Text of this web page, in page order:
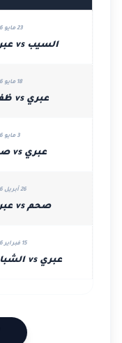
23 مايو 2026
السيب vs عبري
18 مايو 2026
عبري vs ظفار
3 مايو 2026
عبري vs صور
26 أبريل 2026
صحم vs عبري
15 فبراير 2026
عبري vs الشباب